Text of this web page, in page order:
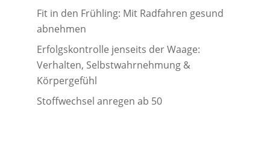
Fit in den Frühling: Mit Radfahren gesund
abnehmen
Erfolgskontrolle jenseits der Waage:
Verhalten, Selbstwahrnehmung &
Körpergefühl
Stoffwechsel anregen ab 50